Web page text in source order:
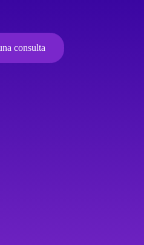
consulta